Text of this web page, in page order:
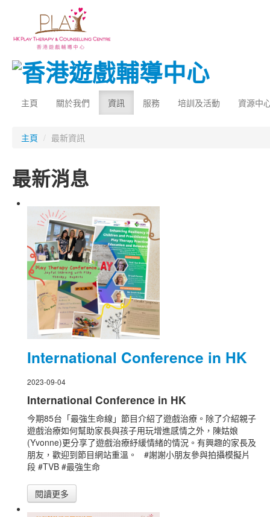
主頁 關於我們 資訊 服務 培訓及活動 資源中
主頁 / 最新資訊
最新消息
International Conference in HK
2023-09-04
International Conference in HK
今期85台「最強生命線」節目介紹了遊戲治療。除了介紹親子
遊戲治療如何幫助家長與孩子用玩增進感情之外，陳姑娘
(Yvonne)更分享了遊戲治療紓緩情緒的情況。有興趣的家長及
朋友，歡迎到節目網站重溫。 #謝謝小朋友參與拍攝模擬片
段 #TVB #最強生命
閱讀更多